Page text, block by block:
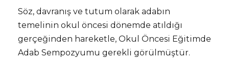
Söz, davranış ve tutum olarak adabın
temelinin okul öncesi dönemde atıldığı
gerçeğinden hareketle, Okul Öncesi Eğitimde
Adab Sempozyumu gerekli görülmüştür.